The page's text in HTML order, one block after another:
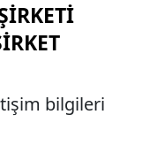
bilgileri